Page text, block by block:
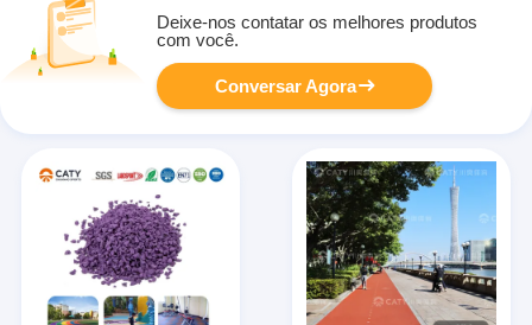
Deixe-nos contatar os melhores produtos
com você.
Conversar Agora